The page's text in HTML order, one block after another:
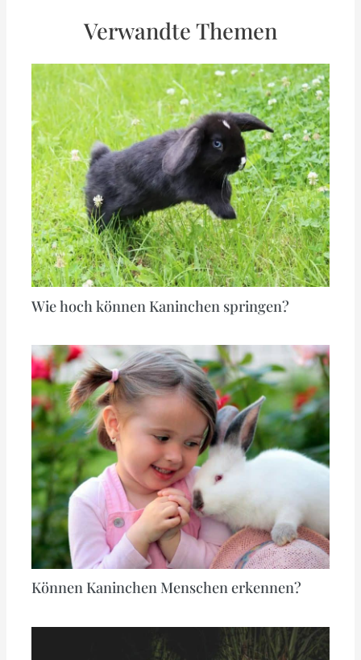
Verwandte Themen
Wie hoch können Kaninchen springen?
Können Kaninchen Menschen erkennen?